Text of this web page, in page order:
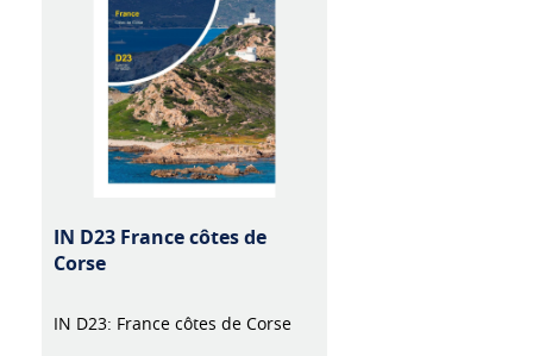
IN D23 France côtes de
Corse
IN D23: France côtes de Corse